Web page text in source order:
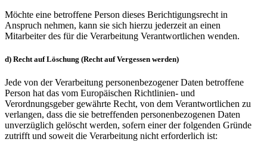
Möchte eine betroffene Person dieses Berichtigungsrecht in
Anspruch nehmen, kann sie sich hierzu jederzeit an einen
Mitarbeiter des für die Verarbeitung Verantwortlichen wenden.
d) Recht auf Löschung (Recht auf Vergessen werden)
Jede von der Verarbeitung personenbezogener Daten betroffene
Person hat das vom Europäischen Richtlinien- und
Verordnungsgeber gewährte Recht, von dem Verantwortlichen zu
verlangen, dass die sie betreffenden personenbezogenen Daten
unverzüglich gelöscht werden, sofern einer der folgenden Gründe
zutrifft und soweit die Verarbeitung nicht erforderlich ist: